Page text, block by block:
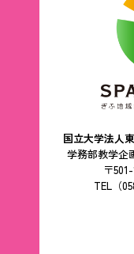
国立大学法人
学務部教学
〒
TEL（